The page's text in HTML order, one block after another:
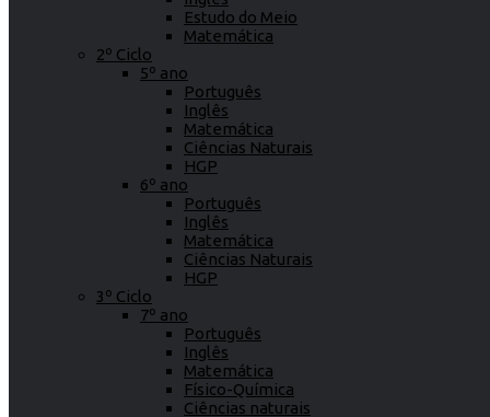
Estudo do Meio
Matemática
2º Ciclo
5º ano
Português
Inglês
Matemática
Ciências Naturais
HGP
6º ano
Português
Inglês
Matemática
Ciências Naturais
HGP
3º Ciclo
7º ano
Português
Inglês
Matemática
Físico-Química
Ciências naturais